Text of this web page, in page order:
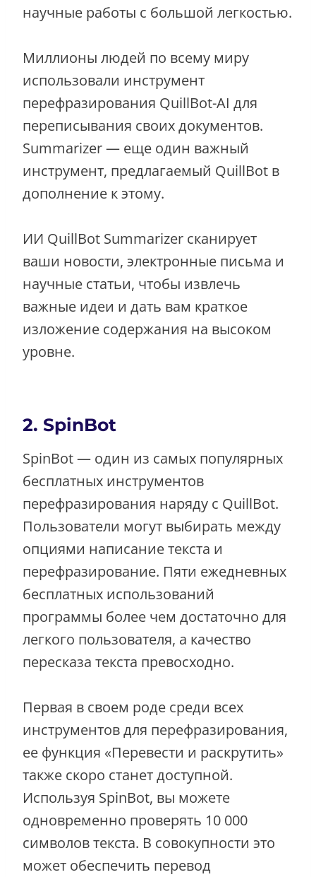
научные работы с большой легкостью.
Миллионы людей по всему миру
использовали инструмент
перефразирования QuillBot-AI для
переписывания своих документов.
Summarizer — еще один важный
инструмент, предлагаемый QuillBot в
дополнение к этому.
ИИ QuillBot Summarizer сканирует
ваши новости, электронные письма и
научные статьи, чтобы извлечь
важные идеи и дать вам краткое
изложение содержания на высоком
уровне.
2. SpinBot
SpinBot — один из самых популярных
бесплатных инструментов
перефразирования наряду с QuillBot.
Пользователи могут выбирать между
опциями написание текста и
перефразирование. Пяти ежедневных
бесплатных использований
программы более чем достаточно для
легкого пользователя, а качество
пересказа текста превосходно.
Первая в своем роде среди всех
инструментов для перефразирования,
ее функция «Перевести и раскрутить»
также скоро станет доступной.
Используя SpinBot, вы можете
одновременно проверять 10 000
символов текста. В совокупности это
может обеспечить перевод